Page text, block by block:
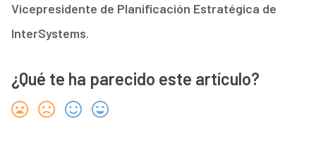
Vicepresidente de Planificación Estratégica de
InterSystems.
¿Qué te ha parecido este artículo?